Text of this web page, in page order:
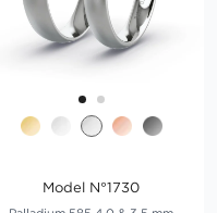
Model N°1730